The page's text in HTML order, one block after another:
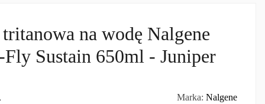
na wodę Nalgene
Sustain 650ml - Juniper
Marka: Nalgene